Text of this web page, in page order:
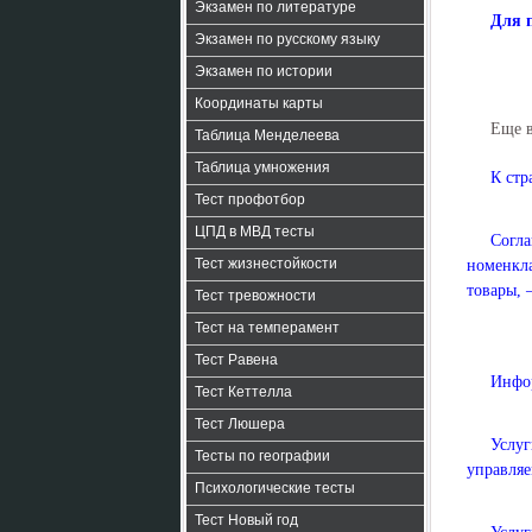
Экзамен по литературе
Экзамен по русскому языку
Экзамен по истории
Координаты карты
Таблица Менделеева
Таблица умножения
Тест профотбор
ЦПД в МВД тесты
Тест жизнестойкости
Тест тревожности
Тест на темперамент
Тест Равена
Тест Кеттелла
Тест Люшера
Тесты по географии
Психологические тесты
Тест Новый год
Для
Еще
К
товары,